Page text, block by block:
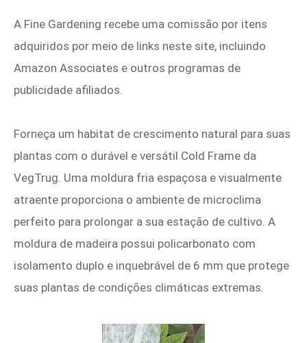
A Fine Gardening recebe uma comissão por itens
adquiridos por meio de links neste site, incluindo
Amazon Associates e outros programas de
publicidade afiliados.
Forneça um habitat de crescimento natural para suas
plantas com o durável e versátil Cold Frame da
VegTrug. Uma moldura fria espaçosa e visualmente
atraente proporciona o ambiente de microclima
perfeito para prolongar a sua estação de cultivo. A
moldura de madeira possui policarbonato com
isolamento duplo e inquebrável de 6 mm que protege
suas plantas de condições climáticas extremas.